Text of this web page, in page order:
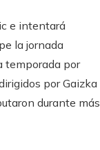
e intentará
la jornada
temporada por
por Gaizka
durante más